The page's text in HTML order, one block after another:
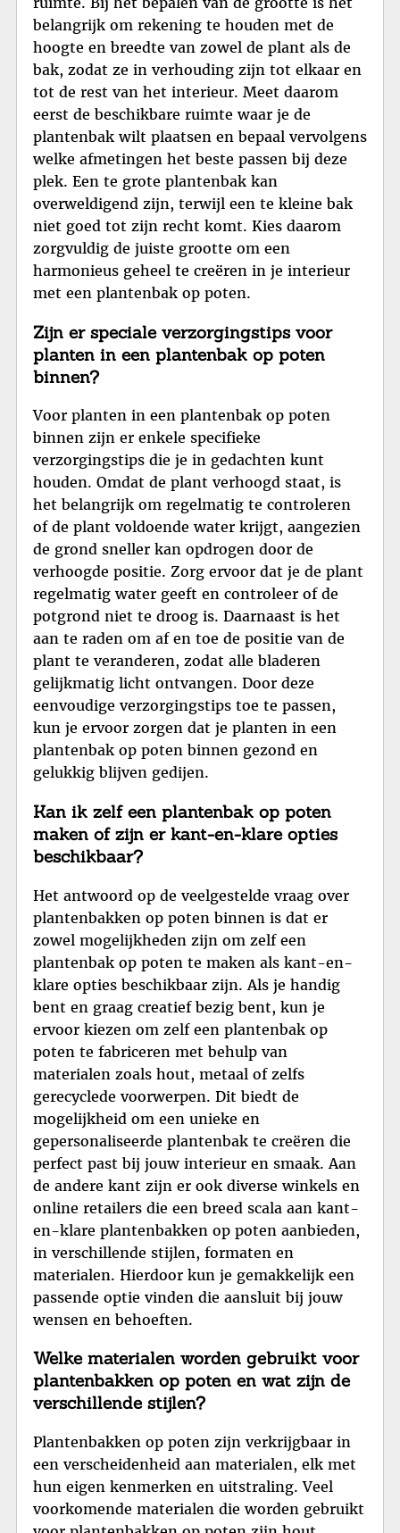
belangrijk om rekening te houden met de
hoogte en breedte van zowel de plant als de
bak, zodat ze in verhouding zijn tot elkaar en
tot de rest van het interieur. Meet daarom
eerst de beschikbare ruimte waar je de
plantenbak wilt plaatsen en bepaal vervolgens
welke afmetingen het beste passen bij deze
plek. Een te grote plantenbak kan
overweldigend zijn, terwijl een te kleine bak
niet goed tot zijn recht komt. Kies daarom
zorgvuldig de juiste grootte om een
harmonieus geheel te creëren in je interieur
met een plantenbak op poten.
Zijn er speciale verzorgingstips voor
planten in een plantenbak op poten
binnen?
Voor planten in een plantenbak op poten
binnen zijn er enkele specifieke
verzorgingstips die je in gedachten kunt
houden. Omdat de plant verhoogd staat, is
het belangrijk om regelmatig te controleren
of de plant voldoende water krijgt, aangezien
de grond sneller kan opdrogen door de
verhoogde positie. Zorg ervoor dat je de plant
regelmatig water geeft en controleer of de
potgrond niet te droog is. Daarnaast is het
aan te raden om af en toe de positie van de
plant te veranderen, zodat alle bladeren
gelijkmatig licht ontvangen. Door deze
eenvoudige verzorgingstips toe te passen,
kun je ervoor zorgen dat je planten in een
plantenbak op poten binnen gezond en
gelukkig blijven gedijen.
Kan ik zelf een plantenbak op poten
maken of zijn er kant-en-klare opties
beschikbaar?
Het antwoord op de veelgestelde vraag over
plantenbakken op poten binnen is dat er
zowel mogelijkheden zijn om zelf een
plantenbak op poten te maken als kant-en-
klare opties beschikbaar zijn. Als je handig
bent en graag creatief bezig bent, kun je
ervoor kiezen om zelf een plantenbak op
poten te fabriceren met behulp van
materialen zoals hout, metaal of zelfs
gerecyclede voorwerpen. Dit biedt de
mogelijkheid om een unieke en
gepersonaliseerde plantenbak te creëren die
perfect past bij jouw interieur en smaak. Aan
de andere kant zijn er ook diverse winkels en
online retailers die een breed scala aan kant-
en-klare plantenbakken op poten aanbieden,
in verschillende stijlen, formaten en
materialen. Hierdoor kun je gemakkelijk een
passende optie vinden die aansluit bij jouw
wensen en behoeften.
Welke materialen worden gebruikt voor
plantenbakken op poten en wat zijn de
verschillende stijlen?
Plantenbakken op poten zijn verkrijgbaar in
een verscheidenheid aan materialen, elk met
hun eigen kenmerken en uitstraling. Veel
voorkomende materialen die worden gebruikt